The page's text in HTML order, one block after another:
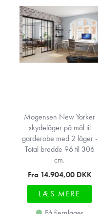
Mogensen New Yorker
skydelåger på mål til
garderobe med 2 låger -
Total bredde 96 til 306
cm.
Fra 14.904,00 DKK
LÆS MERE